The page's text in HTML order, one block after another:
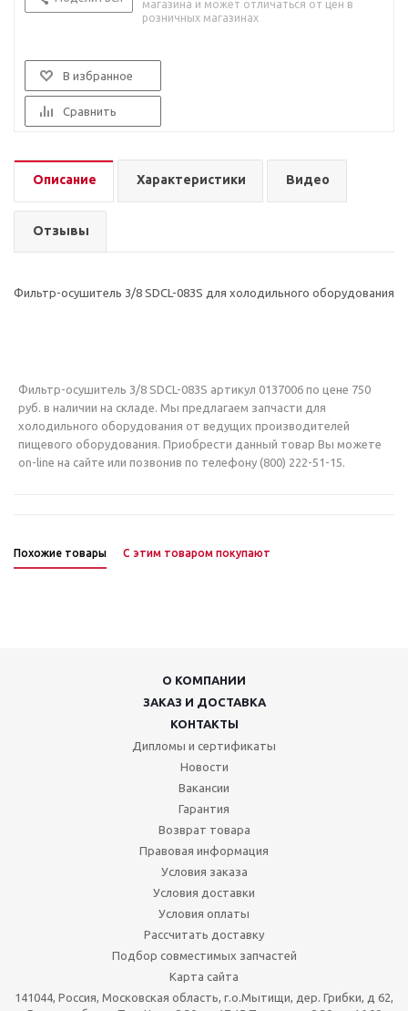
магазина и может отличаться от цен в
розничных магазинах
В избранное
Сравнить
Описание Характеристики Видео
Отзывы
Фильтр-осушитель 3/8 SDCL-083S для холодильного оборудования
Фильтр-осушитель 3/8 SDCL-083S артикул 0137006 по цене 750
руб. в наличии на складе. Мы предлагаем запчасти для
холодильного оборудования от ведущих производителей
пищевого оборудования. Приобрести данный товар Вы можете
on-line на сайте или позвонив по телефону (800) 222-51-15.
Похожие товары С этим товаром покупают
О КОМПАНИИ
ЗАКАЗ И ДОСТАВКА
КОНТАКТЫ
Дипломы и сертификаты
Новости
Вакансии
Гарантия
Возврат товара
Правовая информация
Условия заказа
Условия доставки
Условия оплаты
Рассчитать доставку
Подбор совместимых запчастей
Карта сайта
141044, Россия, Московская область, г.о.Мытищи, дер. Грибки, д 62,